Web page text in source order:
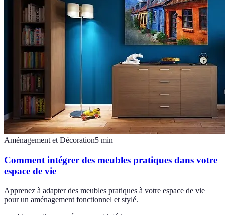
Aménagement et Décoration5 min
Comment intégrer des meubles pratiques dans votre
espace de vie
Apprenez à adapter des meubles pratiques à votre espace de vie
pour un aménagement fonctionnel et stylé.